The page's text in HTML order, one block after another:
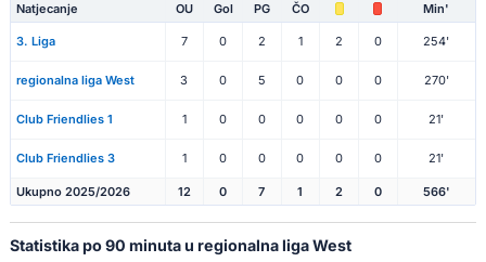
Natjecanje OU Gol PG ČO Min'
3. Liga 7 0 2 1 2 0 254'
regionalna liga West 3 0 5 0 0 0 270'
Club Friendlies 1 1 0 0 0 0 0 21'
Club Friendlies 3 1 0 0 0 0 0 21'
Ukupno 2025/2026 12 0 7 1 2 0 566'
Statistika po 90 minuta u regionalna liga West